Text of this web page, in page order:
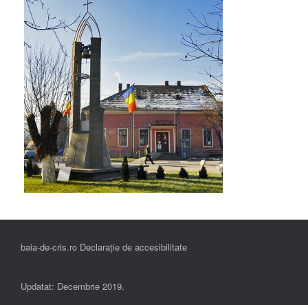
baia-de-cris.ro Declarație de accesibilitate
Updatat: Decembrie 2019.